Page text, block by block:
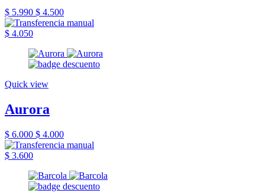
$ 5.990 $ 4.500
$ 4.050
Quick view
Aurora
$ 6.000 $ 4.000
$ 3.600